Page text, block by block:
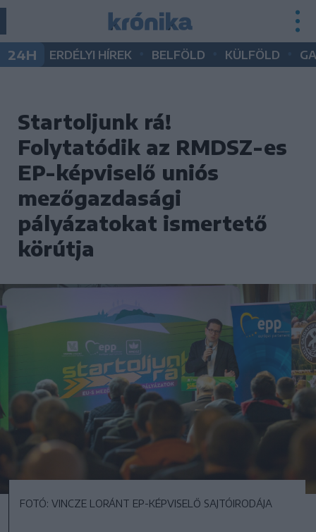
24H ERDÉLYI HÍREK BELFÖLD KÜLFÖLD
Startoljunk rá!
Folytatódik az RMDSZ-es
EP-képviselő uniós
mezőgazdasági
pályázatokat ismertető
körútja
FOTÓ: VINCZE LORÁNT EP-KÉPVISELŐ SAJTÓIRODÁJA